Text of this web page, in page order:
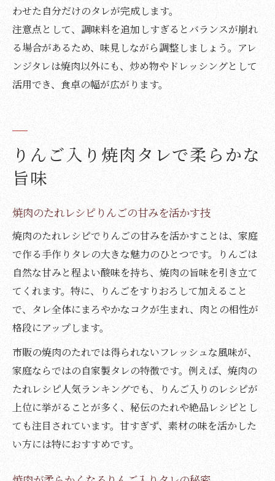
わせた自分だけのタレが完成します。
注意点として、調味料を追加しすぎるとバランスが崩れ
る場合があるため、味見しながら調整しましょう。アレ
ンジタレは焼肉以外にも、炒め物やドレッシングとして
活用でき、食卓の幅が広がります。
りんご入り焼肉タレで柔らかな
旨味
焼肉のたれレシピりんごの甘みを活かす技
焼肉のたれレシピでりんごの甘みを活かすことは、家庭
で作る手作りタレの大きな魅力のひとつです。りんごは
自然な甘みと程よい酸味を持ち、焼肉の旨味を引き立て
てくれます。特に、りんごをすりおろして加えること
で、タレ全体にまろやかなコクが生まれ、肉との相性が
格段にアップします。
市販の焼肉のたれでは得られないフレッシュな風味が、
家庭ならではの自家製タレの特徴です。例えば、焼肉の
たれレシピ人気ランキングでも、りんご入りのレシピが
上位に挙がることが多く、秘伝のたれや絶品レシピとし
ても注目されています。甘すぎず、素材の味を活かした
い方には特におすすめです。